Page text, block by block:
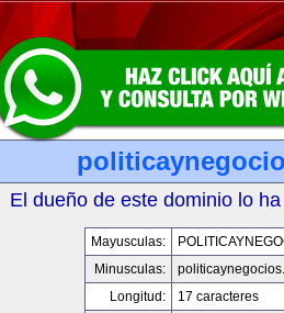
El dueño de este dominio lo
Mayusculas:
Minusculas:
Longitud:
17 caracteres